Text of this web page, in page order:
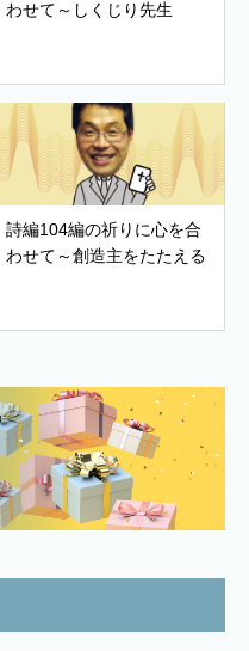
わせて～しくじり先生
詩編104編の祈りに心を合
わせて～創造主をたたえる